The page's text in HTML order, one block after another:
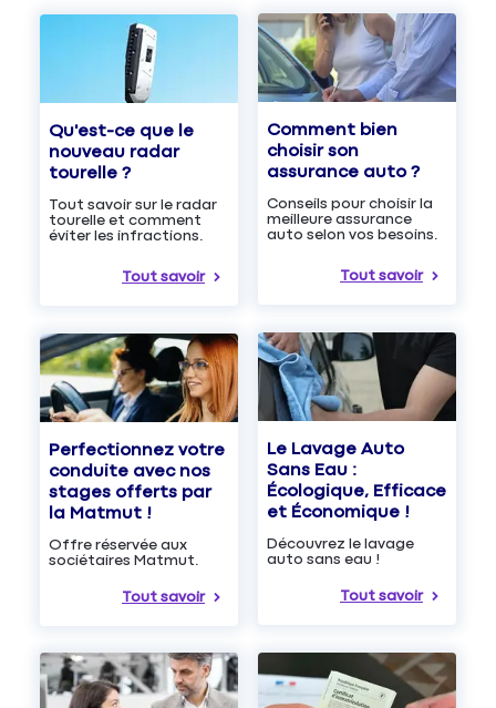
Qu'est-ce que le
nouveau radar
tourelle ?
Tout savoir sur le radar
tourelle et comment
éviter les infractions.
Tout savoir
Comment bien
choisir son
assurance auto ?
Conseils pour choisir la
meilleure assurance
auto selon vos besoins.
Tout savoir
Perfectionnez votre
conduite avec nos
stages offerts par
la Matmut !
Offre réservée aux
sociétaires Matmut.
Tout savoir
Le Lavage Auto
Sans Eau :
Écologique, Efficace
et Économique !
Découvrez le lavage
auto sans eau !
Tout savoir